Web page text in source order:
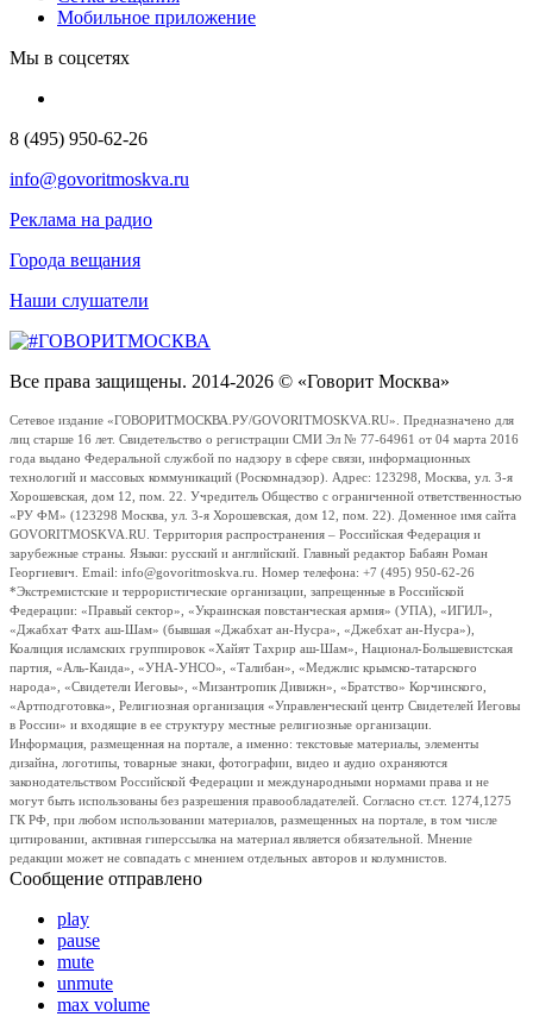
Мобильное приложение
Мы в соцсетях
8 (495) 950-62-26
info@govoritmoskva.ru
Реклама на радио
Города вещания
Наши слушатели
Все права защищены. 2014-2026 © «Говорит Москва»
Сетевое издание «ГОВОРИТМОСКВА.РУ/GOVORITMOSKVA.RU». Предназначено для
лиц старше 16 лет. Свидетельство о регистрации СМИ Эл № 77-64961 от 04 марта 2016
года выдано Федеральной службой по надзору в сфере связи, информационных
технологий и массовых коммуникаций (Роскомнадзор). Адрес: 123298, Москва, ул. 3-я
Хорошевская, дом 12, пом. 22. Учредитель Общество с ограниченной ответственностью
«РУ ФМ» (123298 Москва, ул. 3-я Хорошевская, дом 12, пом. 22). Доменное имя сайта
GOVORITMOSKVA.RU. Территория распространения – Российская Федерация и
зарубежные страны. Языки: русский и английский. Главный редактор Бабаян Роман
Георгиевич. Email: info@govoritmoskva.ru. Номер телефона: +7 (495) 950-62-26
*Экстремистские и террористические организации, запрещенные в Российской
Федерации: «Правый сектор», «Украинская повстанческая армия» (УПА), «ИГИЛ»,
«Джабхат Фатх аш-Шам» (бывшая «Джабхат ан-Нусра», «Джебхат ан-Нусра»),
Коалиция исламских группировок «Хайят Тахрир аш-Шам», Национал-Большевистская
партия, «Аль-Каида», «УНА-УНСО», «Талибан», «Меджлис крымско-татарского
народа», «Свидетели Иеговы», «Мизантропик Дивижн», «Братство» Корчинского,
«Артподготовка», Религиозная организация «Управленческий центр Свидетелей Иеговы
в России» и входящие в ее структуру местные религиозные организации.
Информация, размещенная на портале, а именно: текстовые материалы, элементы
дизайна, логотипы, товарные знаки, фотографии, видео и аудио охраняются
законодательством Российской Федерации и международными нормами права и не
могут быть использованы без разрешения правообладателей. Согласно ст.ст. 1274,1275
ГК РФ, при любом использовании материалов, размещенных на портале, в том числе
цитировании, активная гиперссылка на материал является обязательной. Мнение
редакции может не совпадать с мнением отдельных авторов и колумнистов.
Сообщение отправлено
play
pause
mute
unmute
max volume